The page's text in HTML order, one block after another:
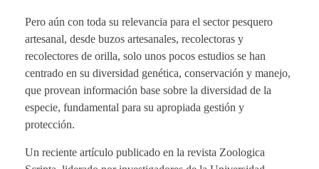
Pero aún con toda su relevancia para el sector pesquero
artesanal, desde buzos artesanales, recolectoras y
recolectores de orilla, solo unos pocos estudios se han
centrado en su diversidad genética, conservación y manejo,
que provean información base sobre la diversidad de la
especie, fundamental para su apropiada gestión y
protección.
Un reciente artículo publicado en la revista Zoologica